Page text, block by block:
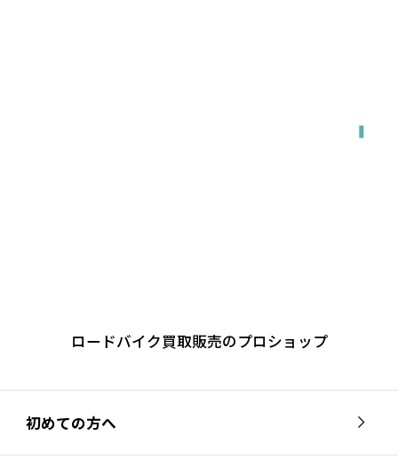
ロードバイク買取販売のプロショップ
初めての方へ